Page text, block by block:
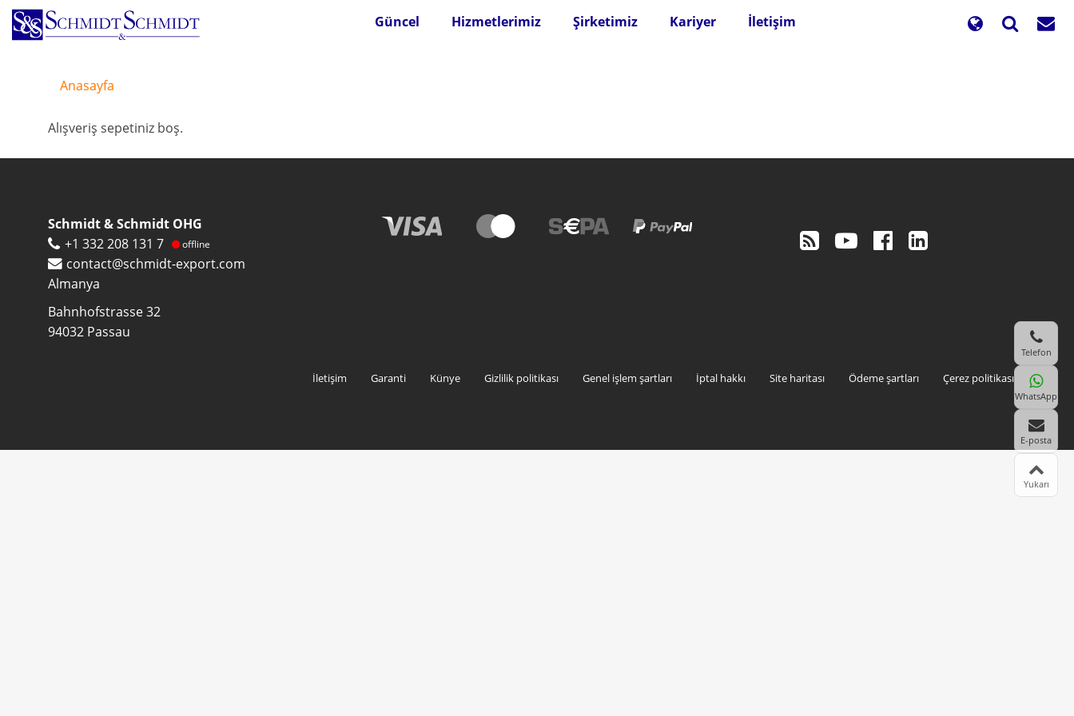
Ana
içeriğe
Güncel Hizmetlerimiz Şirketimiz Kariyer İletişim
Anasayfa
Alışveriş sepetiniz boş.
Schmidt & Schmidt OHG
+1 332 208 131 7
offline
contact@schmidt-export.com
Almanya
Bahnhofstrasse 32
94032 Passau
Telefon
WhatsApp
E-posta
Yukarı
İletişim Garanti Künye Gizlilik politikası Genel işlem şartları İptal hakkı Site haritası Ödeme şartları Çerez politikası